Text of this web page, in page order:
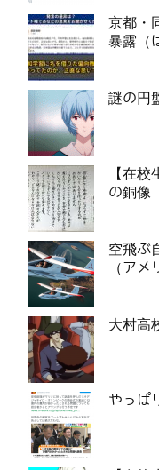
京都・
暴露（
謎の円
【在
の銅像
空飛ぶ
（アメ
大村高
やっぱ